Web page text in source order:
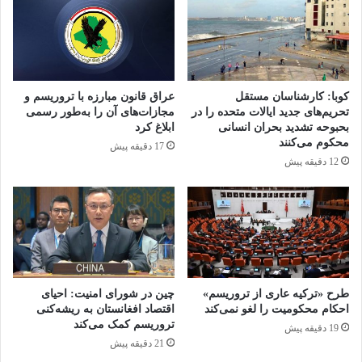
مراسم تشییع پیکر رهبر شهید انقلاب وارد تهران
شد.
«ایگور سرگینکو» رئیس مجلس نمایندگان بلاروس
نیز برای شرکت در مراسم تشییع و ادای احترام
رهبر شهید انقلاب به تهران سفر کرده است.
«نورالدین جان‌ اسماعیل‌اف» رئیس مجلس
ازبکستان با استقبال علی نیکزاد نایب رئیس
مجلس شورای اسلامی وارد تهران شد.
«خلیل حمدان» عضو ارشد جنبش امل لبنان به
نمایندگی از رئیس مجلس لبنان برای شرکت در
مراسم وداع با رهبر شهید انقلاب به ایران سفر
کوبا: کارشناسان مستقل
تحریم‌های جدید ایالات متحده را در
بحبوحه تشدید بحران انسانی
محکوم می‌کنند
12 دقیقه پیش
عراق قانون مبارزه با تروریسم و
مجازات‌های آن را به‌طور رسمی
ابلاغ کرد
17 دقیقه پیش
طرح «ترکیه عاری از تروریسم»
احکام محکومیت را لغو نمی‌کند
19 دقیقه پیش
چین در شورای امنیت: احیای
اقتصاد افغانستان به ریشه‌کنی
تروریسم کمک می‌کند
21 دقیقه پیش